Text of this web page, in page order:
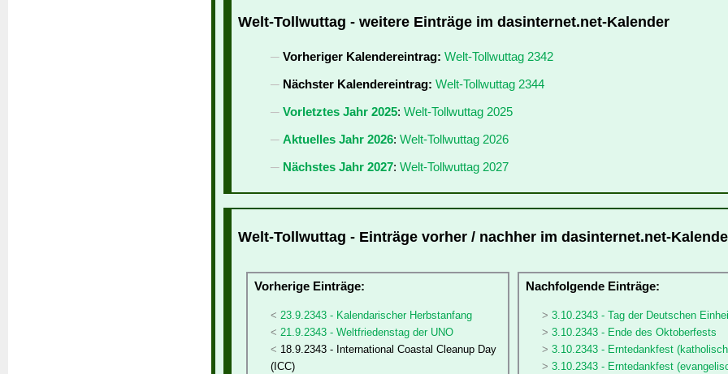
Welt-Tollwuttag - weitere Einträge im dasinternet.net-Kalender
Vorheriger Kalendereintrag: Welt-Tollwuttag 2342
Nächster Kalendereintrag: Welt-Tollwuttag 2344
Vorletztes Jahr 2025: Welt-Tollwuttag 2025
Aktuelles Jahr 2026: Welt-Tollwuttag 2026
Nächstes Jahr 2027: Welt-Tollwuttag 2027
Welt-Tollwuttag - Einträge vorher / nachher im dasinternet.net-
Vorherige Einträge:
23.9.2343 - Kalendarischer Herbstanfang
21.9.2343 - Weltfriedenstag der UNO
18.9.2343 - International Coastal Cleanup Day
(ICC)
Nachfolgende Einträge:
3.10.2343 - Tag der Deutschen
3.10.2343 - Ende des Oktoberfests
3.10.2343 - Erntedankfest
3.10.2343 - Erntedankfest